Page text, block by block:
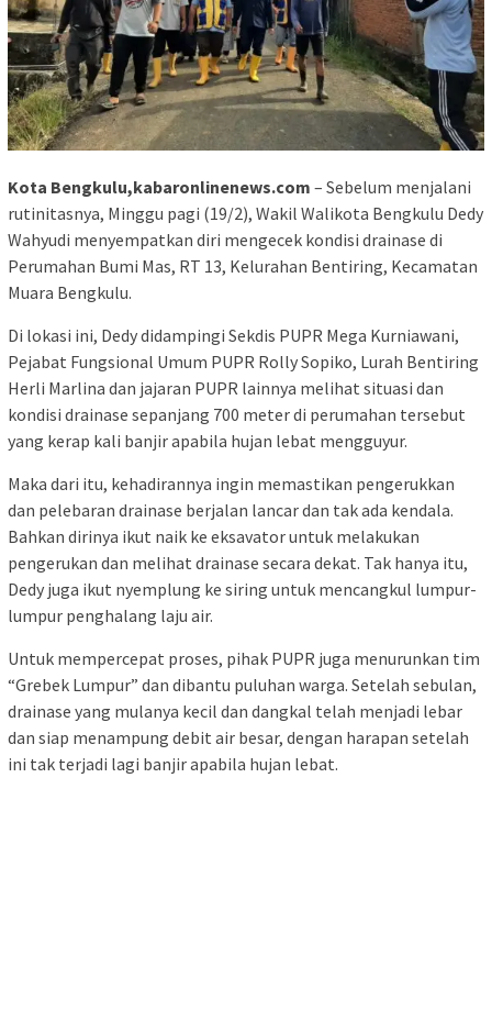
Kota Bengkulu,kabaronlinenews.com – Sebelum menjalani
rutinitasnya, Minggu pagi (19/2), Wakil Walikota Bengkulu Dedy
Wahyudi menyempatkan diri mengecek kondisi drainase di
Perumahan Bumi Mas, RT 13, Kelurahan Bentiring, Kecamatan
Muara Bengkulu.
Di lokasi ini, Dedy didampingi Sekdis PUPR Mega Kurniawani,
Pejabat Fungsional Umum PUPR Rolly Sopiko, Lurah Bentiring
Herli Marlina dan jajaran PUPR lainnya melihat situasi dan
kondisi drainase sepanjang 700 meter di perumahan tersebut
yang kerap kali banjir apabila hujan lebat mengguyur.
Maka dari itu, kehadirannya ingin memastikan pengerukkan
dan pelebaran drainase berjalan lancar dan tak ada kendala.
Bahkan dirinya ikut naik ke eksavator untuk melakukan
pengerukan dan melihat drainase secara dekat. Tak hanya itu,
Dedy juga ikut nyemplung ke siring untuk mencangkul lumpur-
lumpur penghalang laju air.
Untuk mempercepat proses, pihak PUPR juga menurunkan tim
“Grebek Lumpur” dan dibantu puluhan warga. Setelah sebulan,
drainase yang mulanya kecil dan dangkal telah menjadi lebar
dan siap menampung debit air besar, dengan harapan setelah
ini tak terjadi lagi banjir apabila hujan lebat.